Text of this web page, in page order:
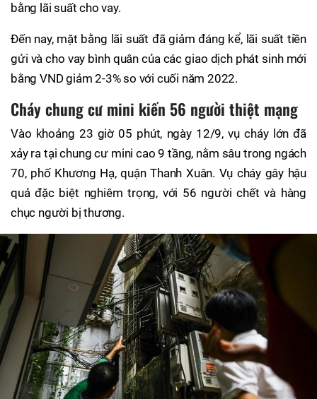
bằng lãi suất cho vay.
Đến nay, mặt bằng lãi suất đã giảm đáng kể, lãi suất tiền
gửi và cho vay bình quân của các giao dịch phát sinh mới
bằng VND giảm 2-3% so với cuối năm 2022.
Cháy chung cư mini kiến 56 người thiệt mạng
Vào khoảng 23 giờ 05 phút, ngày 12/9, vụ cháy lớn đã
xảy ra tại chung cư mini cao 9 tầng, nằm sâu trong ngách
70, phố Khương Hạ, quận Thanh Xuân. Vụ cháy gây hậu
quả đặc biệt nghiêm trọng, với 56 người chết và hàng
chục người bị thương.